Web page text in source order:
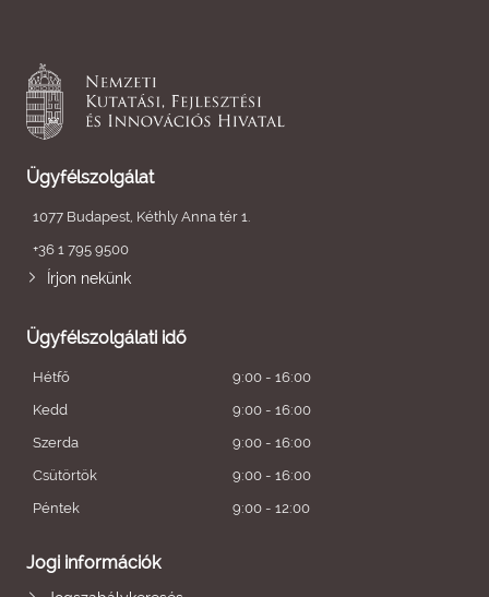
Ügyfélszolgálat
1077 Budapest, Kéthly Anna tér 1.
+36 1 795 9500
Írjon nekünk
Ügyfélszolgálati idő
Hétfő
9:00 - 16:00
Kedd
9:00 - 16:00
Szerda
9:00 - 16:00
Csütörtök
9:00 - 16:00
Péntek
9:00 - 12:00
Jogi információk